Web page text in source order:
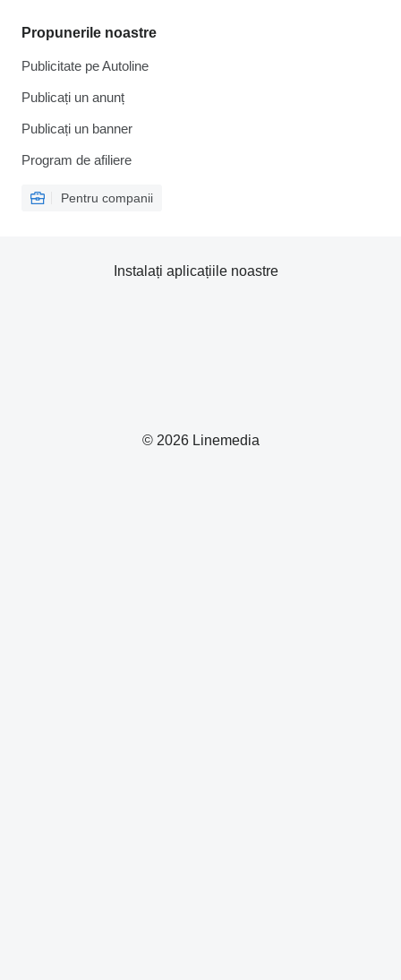
Propunerile noastre
Publicitate pe Autoline
Publicați un anunț
Publicați un banner
Program de afiliere
Pentru companii
© 2026 Linemedia
Instalați aplicațiile noastre